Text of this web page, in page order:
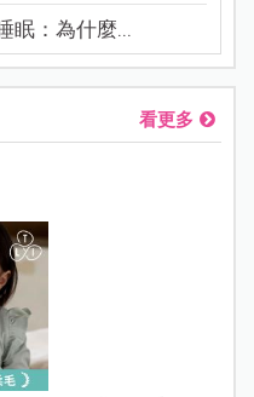
眠：為什麼...
看更多